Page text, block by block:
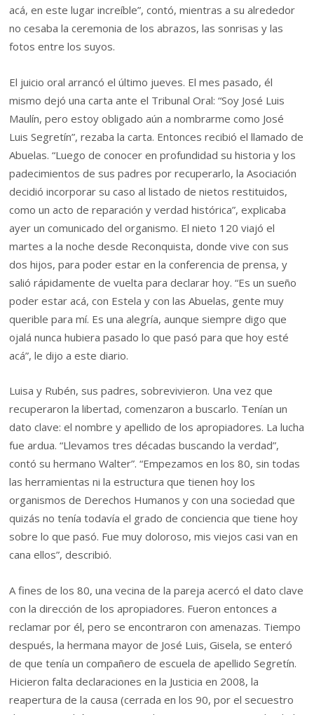
acá, en este lugar increíble”, contó, mientras a su alrededor
no cesaba la ceremonia de los abrazos, las sonrisas y las
fotos entre los suyos.
El juicio oral arrancó el último jueves. El mes pasado, él
mismo dejó una carta ante el Tribunal Oral: “Soy José Luis
Maulín, pero estoy obligado aún a nombrarme como José
Luis Segretín”, rezaba la carta. Entonces recibió el llamado de
Abuelas. “Luego de conocer en profundidad su historia y los
padecimientos de sus padres por recuperarlo, la Asociación
decidió incorporar su caso al listado de nietos restituidos,
como un acto de reparación y verdad histórica”, explicaba
ayer un comunicado del organismo. El nieto 120 viajó el
martes a la noche desde Reconquista, donde vive con sus
dos hijos, para poder estar en la conferencia de prensa, y
salió rápidamente de vuelta para declarar hoy. “Es un sueño
poder estar acá, con Estela y con las Abuelas, gente muy
querible para mí. Es una alegría, aunque siempre digo que
ojalá nunca hubiera pasado lo que pasó para que hoy esté
acá”, le dijo a este diario.
Luisa y Rubén, sus padres, sobrevivieron. Una vez que
recuperaron la libertad, comenzaron a buscarlo. Tenían un
dato clave: el nombre y apellido de los apropiadores. La lucha
fue ardua. “Llevamos tres décadas buscando la verdad”,
contó su hermano Walter”. “Empezamos en los 80, sin todas
las herramientas ni la estructura que tienen hoy los
organismos de Derechos Humanos y con una sociedad que
quizás no tenía todavía el grado de conciencia que tiene hoy
sobre lo que pasó. Fue muy doloroso, mis viejos casi van en
cana ellos”, describió.
A fines de los 80, una vecina de la pareja acercó el dato clave
con la dirección de los apropiadores. Fueron entonces a
reclamar por él, pero se encontraron con amenazas. Tiempo
después, la hermana mayor de José Luis, Gisela, se enteró
de que tenía un compañero de escuela de apellido Segretín.
Hicieron falta declaraciones en la Justicia en 2008, la
reapertura de la causa (cerrada en los 90, por el secuestro